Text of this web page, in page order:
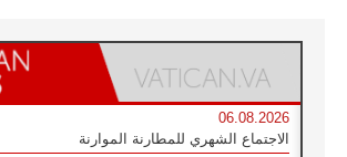
06.08.2026
الاجتماع الشهري للمطارنة الموارنة